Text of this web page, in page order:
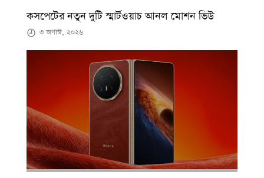
কসপেটের নতুন দুটি স্মার্টওয়াচ আনল মোশন ভিউ
৩ অগাস্ট, ২০২৬